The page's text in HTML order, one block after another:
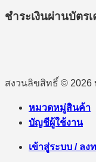
ชำระเงินผ่านบัตร
สงวนลิขสิทธิ์ © 2026
หมวดหมู่สินค้า
บัญชีผู้ใช้งาน
เข้าสู่ระบบ / ลง